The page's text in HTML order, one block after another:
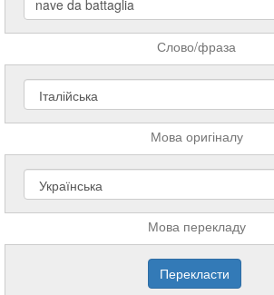
Слово/фраза
Мова оригіналу
Мова перекладу